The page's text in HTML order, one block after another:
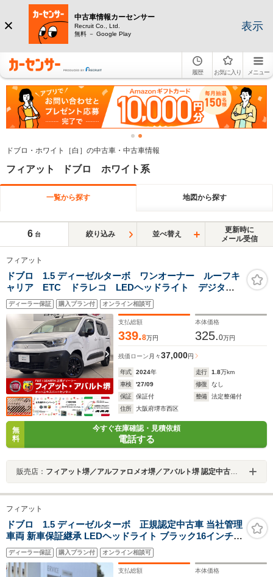
中古車情報カーセンサー
Recruit Co., Ltd.
無料 － Google Play
表示
履歴 お気に入り メニュー
ドブロ・ホワイト［白］の中古車・中古車情報
フィアット ドブロ ホワイト系
一覧から探す 地図から探す
6 台 絞り込み 並べ替え
更新時に
メール受信
フィアット
ドブロ 1.5 ディーゼルターボ ワンオーナー ルーフキ
ャリア ETC ドラレコ LEDヘッドライト デジタル
インナーミラー 5人乗り ホワイトレタータイヤ
ディーラー保証 購入プラン付 オンライン相談可
支払総額
339.8万円
本体価格
325.0万円
残価ローン 月々37,000円
年式 2024年 走行 1.8万km
車検
'27/09 修復
なし
保証
保証付 整備
法定整備付
住所
大阪府堺市西区
無
料
今すぐ在庫確認・見積依頼
電話する
販売店： フィアット堺／アルファロメオ堺／アバルト堺 認定中古車オートエキスパートセンター
フィアット
ドブロ 1.5 ディーゼルターボ 正規認定中古車 当社管理
車両 新車保証継承 LEDヘッドライト ブラック16インチア
ルミホイール 両側スライドドア Apple Car Play/Android
Auto対応 10インチタッチスクリーン ステアリングヒータ
ー ACC LPA BSM
ディーラー保証 購入プラン付 オンライン相談可
支払総額 本体価格